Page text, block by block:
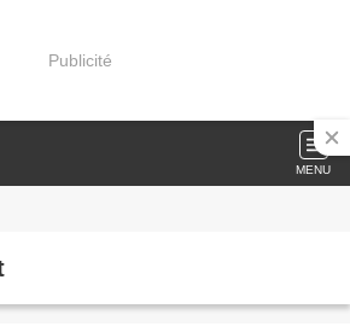
Publicité
MENU